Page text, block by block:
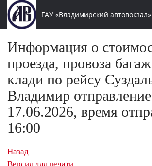
ГАУ «Владимирский автовокзал»
Информация о
проезда, провоза
клади по рейсу
Владимир отправление
17.06.2026, время
16:00
Назад
Версия для печати